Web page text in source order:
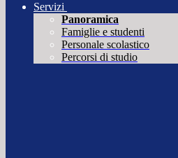
Servizi
Panoramica
Famiglie e studenti
Personale scolastico
Percorsi di studio